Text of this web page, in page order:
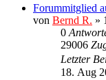
Forummitglied
von Bernd R. »
0
29006
Letzter
18. Aug